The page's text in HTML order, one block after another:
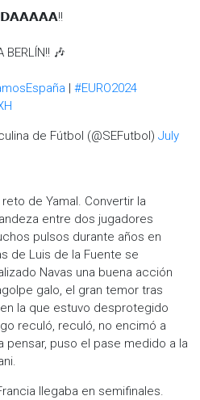
BERLÍN!! 🎶
| #EURO2024
de Fútbol (@SEFutbol) July
de Yamal. Convertir la
entre dos jugadores
pulsos durante años en
de Luis de la Fuente se
Navas una buena acción
galo, el gran temor tras
la que estuvo desprotegido
reculó, reculó, no encimó a
pensar, puso el pase medido a la
llegaba en semifinales.